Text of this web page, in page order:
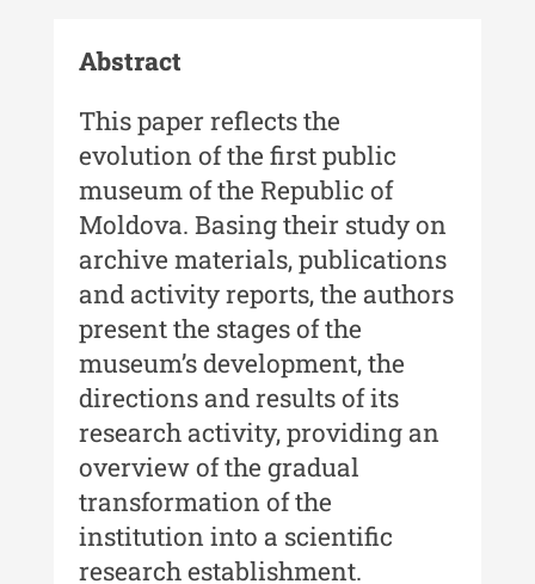
Buletinul ”Ioan Neculce” al
XXIV / 2018
Buletinul ”Ioan Neculce” al
Muzeului de Istorie a Moldovei -
XXIII / 2017
Buletinul ”Ioan Neculce” al
Muzeului de Istorie a Moldovei -
XXII / 2016
Indexul Complet
Anuarul Muzeului Etnografic al
Moldovei
Anuarul Muzeului Etnografic al
Moldovei - XXII / 2022
Abstract
This paper reflects the
evolution of the first public
museum of the Republic of
Moldova. Basing their study on
archive materials, publications
and activity reports, the authors
present the stages of the
museum’s development, the
directions and results of its
research activity, providing an
overview of the gradual
transformation of the
institution into a scientific
research establishment.